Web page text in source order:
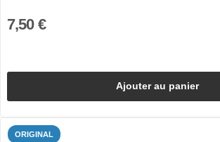
7,50 €
Ajouter au panier
ORIGINAL